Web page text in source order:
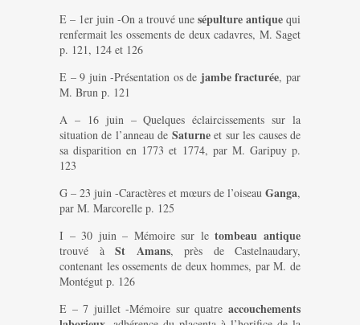
E – 1er juin -On a trouvé une sépulture antique qui
renfermait les ossements de deux cadavres, M. Saget
p. 121, 124 et 126
E – 9 juin -Présentation os de jambe fracturée, par
M. Brun p. 121
A – 16 juin – Quelques éclaircissements sur la
situation de l’anneau de Saturneet sur les causes de
sa disparition en 1773 et 1774, par M. Garipuy p.
123
G – 23 juin -Caractères et mœurs de l’oiseau Ganga,
par M. Marcorelle p. 125
I – 30 juin – Mémoire sur letombeau antique
trouvé à St Amans, près de Castelnaudary,
contenant les ossements de deux hommes, par M. de
Montégut p. 126
E – 7 juillet -Mémoire sur quatre accouchements